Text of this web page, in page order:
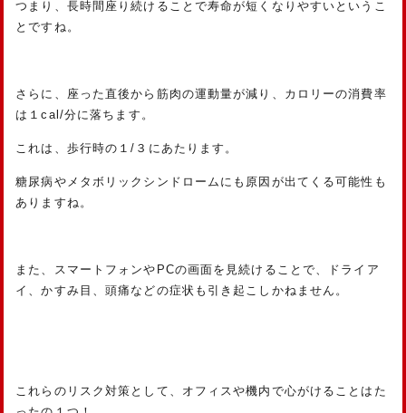
つまり、長時間座り続けることで寿命が短くなりやすいというこ
とですね。
さらに、座った直後から筋肉の運動量が減り、カロリーの消費率
は１cal/分に落ちます。
これは、歩行時の１/３にあたります。
糖尿病やメタボリックシンドロームにも原因が出てくる可能性も
ありますね。
また、スマートフォンやPCの画面を見続けることで、ドライア
イ、かすみ目、頭痛などの症状も引き起こしかねません。
これらのリスク対策として、オフィスや機内で心がけることはた